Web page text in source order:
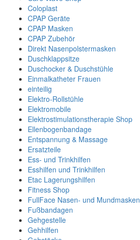
Coloplast
CPAP Geräte
CPAP Masken
CPAP Zubehör
Direkt Nasenpolstermasken
Duschklappsitze
Duschocker & Duschstühle
Einmalkatheter Frauen
einteilig
Elektro-Rollstühle
Elektromobile
Elektrostimulationstherapie Shop
Ellenbogenbandage
Entspannung & Massage
Ersatzteile
Ess- und Trinkhilfen
Esshilfen und Trinkhilfen
Etac Lagerungshilfen
Fitness Shop
FullFace Nasen- und Mundmasken
Fußbandagen
Gehgestelle
Gehhilfen